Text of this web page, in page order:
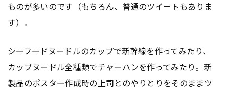
ものが多いのです（もちろん、普通のツイートもありま
す）。
シーフードヌードルのカップで新幹線を作ってみたり、
カップヌードル全種類でチャーハンを作ってみたり。新
製品のポスター作成時の上司とのやりとりをそのままツ